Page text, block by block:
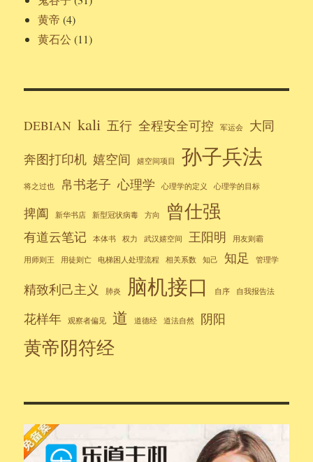
黄帝 (4)
黄石公 (11)
DEBIAN kali 五行 全程安全可控 军运会
大同
奔图打印机 嬉空间 嬉空间项目 孙子兵法
将之过也 帛书老子 心理学 心理学的定义 心理学的目标
捭阖 新华书店 新型冠状病毒 方向 曾仕强
有道云笔记 本体书 权力 武汉嬉空间 王阳明 用友则霸
用师则王 用徒则亡 电梯困人处理流程 相关系数 知己 知足 管理学
精致利己主义 肺炎 脑机接口 自序 自我报告法
花样年 观察者偏见 道 道德经 道法自然 阴阳
黄帝阴符经